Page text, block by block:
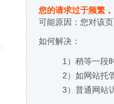
您的请求过于频繁
可能原因：您对该
如何解决：
1）稍等一段
2）如网站托
3）普通网站